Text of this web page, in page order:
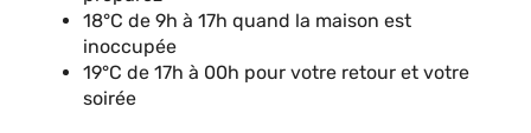
18°C de 9h à 17h quand la maison est
inoccupée
19°C de 17h à 00h pour votre retour et votre
soirée